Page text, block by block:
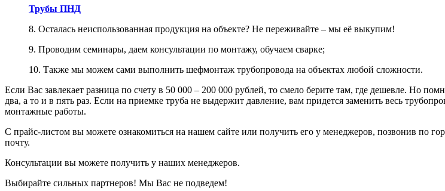
Трубы ПНД
8. Осталась неиспользованная продукция на объекте? Не переживайте – мы её выкупим!
9. Проводим семинары, даем консультации по монтажу, обучаем сварке;
10. Также мы можем сами выполнить шефмонтаж трубопровода на объектах любой сложности.
Если Вас завлекает разница по счету в 50 000 – 200 000 рублей, то смело берите там, где дешевле. Но
два, а то и в пять раз. Если на приемке труба не выдержит давление, вам придется заменить весь
монтажные работы.
С прайс-листом вы можете ознакомиться на нашем сайте или получить его у менеджеров, позвонив по
почту.
Консультации вы можете получить у наших менеджеров.
Выбирайте сильных партнеров! Мы Вас не подведем!